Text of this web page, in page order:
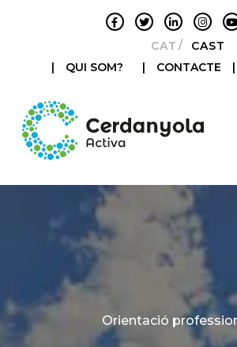
CATALÀ
|
QUI SOM? | CONTACTE |
Orientació